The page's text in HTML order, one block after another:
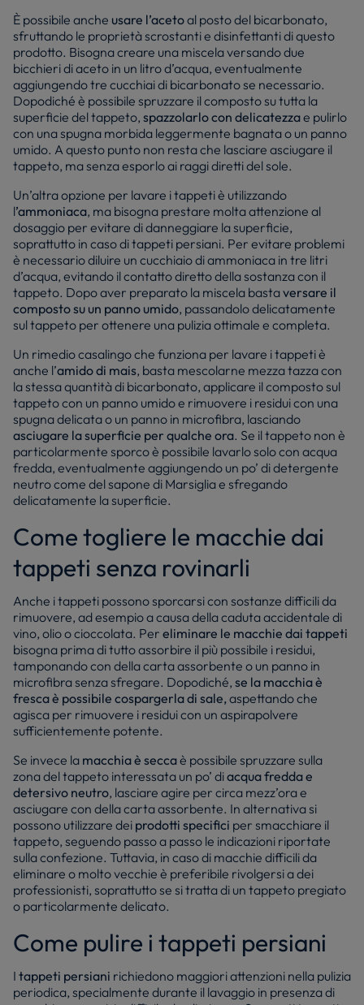
È possibile anche usare l’acetoal posto del bicarbonato,
sfruttando le proprietà scrostanti e disinfettanti di questo
prodotto. Bisogna creare una miscela versando due
bicchieri di aceto in un litro d’acqua, eventualmente
aggiungendo tre cucchiai di bicarbonato se necessario.
Dopodiché è possibile spruzzare il composto su tutta la
superficie del tappeto, spazzolarlo con delicatezzae pulirlo
con una spugna morbida leggermente bagnata o un panno
umido. A questo punto non resta che lasciare asciugare il
tappeto, ma senza esporlo ai raggi diretti del sole.
Un’altra opzione per lavare i tappeti è utilizzando
l’ammoniaca, ma bisogna prestare molta attenzione al
dosaggio per evitare di danneggiare la superficie,
soprattutto in caso di tappeti persiani. Per evitare problemi
è necessario diluire un cucchiaio di ammoniaca in tre litri
d’acqua, evitando il contatto diretto della sostanza con il
tappeto. Dopo aver preparato la miscela bastaversare il
composto su un panno umido, passandolo delicatamente
sul tappeto per ottenere una pulizia ottimale e completa.
Un rimedio casalingo che funziona per lavare i tappeti è
anche l’amido di mais, basta mescolarne mezza tazza con
la stessa quantità di bicarbonato, applicare il composto sul
tappeto con un panno umido e rimuovere i residui con una
spugna delicata o un panno in microfibra, lasciando
asciugare la superficie per qualche ora. Se il tappeto non è
particolarmente sporco è possibile lavarlo solo con acqua
fredda, eventualmente aggiungendo un po’ di detergente
neutro come del sapone di Marsiglia e sfregando
delicatamente la superficie.
Come togliere le macchie dai
tappeti senza rovinarli
Anche i tappeti possono sporcarsi con sostanze difficili da
rimuovere, ad esempio a causa della caduta accidentale di
vino, olio o cioccolata. Per eliminare le macchie dai tappeti
bisogna prima di tutto assorbire il più possibile i residui,
tamponando con della carta assorbente o un panno in
microfibra senza sfregare. Dopodiché, se la macchia è
fresca è possibile cospargerla di sale,aspettando che
agisca per rimuovere i residui con un aspirapolvere
sufficientemente potente.
Se invece la macchia è seccaè possibile spruzzare sulla
zona del tappeto interessata un po’ diacqua fredda e
detersivo neutro, lasciare agire per circa mezz’ora e
asciugare con della carta assorbente. In alternativa si
possono utilizzare dei prodotti specifici per smacchiare il
tappeto, seguendo passo a passo le indicazioni riportate
sulla confezione. Tuttavia, in caso di macchie difficili da
eliminare o molto vecchie è preferibile rivolgersi a dei
professionisti, soprattutto se si tratta di un tappeto pregiato
o particolarmente delicato.
Come pulire i tappeti persiani
I tappeti persiani richiedono maggiori attenzioni nella pulizia
periodica, specialmente durante il lavaggio in presenza di